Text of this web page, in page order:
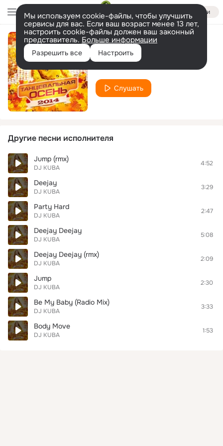
Войти
Мы используем cookie-файлы, чтобы улучшить
сервисы для вас. Если ваш возраст менее 13 лет,
настроить cookie-файлы должен ваш законный
представитель. Больше информации
Разрешить все Настроить
Be My Baby (rmx)
Слушать
Другие песни исполнителя
Jump (rmx)
DJ KUBA
4:52
Deejay
DJ KUBA
3:29
Party Hard
DJ KUBA
2:47
Deejay Deejay
DJ KUBA
5:08
Deejay Deejay (rmx)
DJ KUBA
2:09
Jump
DJ KUBA
2:30
Be My Baby (Radio Mix)
DJ KUBA
3:33
Body Move
DJ KUBA
1:53